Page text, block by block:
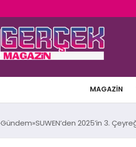
MAGAZIN
Gündem SUWEN’den 2025’in 3.